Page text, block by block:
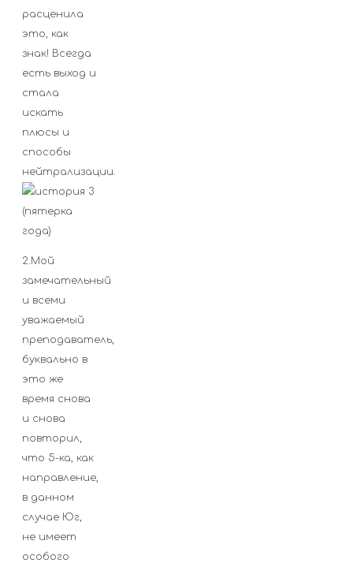
расценила
это, как
знак! Всегда
есть выход и
стала
искать
плюсы и
способы
нейтрализации.
2.Мой
замечательный
и всеми
уважаемый
преподаватель,
буквально в
это же
время снова
и снова
повторил,
что 5-ка, как
направление,
в данном
случае Юг,
не имеет
особого